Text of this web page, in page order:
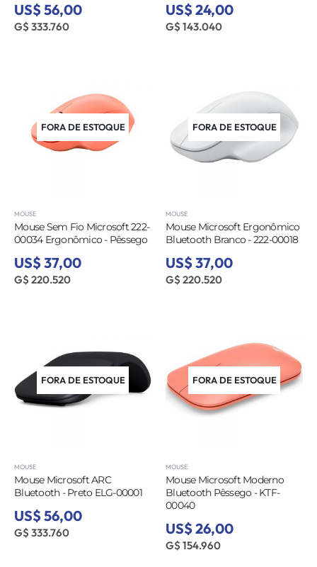
US$ 56,00
G$ 333.760
US$ 24,00
G$ 143.040
FORA DE ESTOQUE
MOUSE
Mouse Sem Fio Microsoft 222-
00034 Ergonômico - Pêssego
US$ 37,00
G$ 220.520
FORA DE ESTOQUE
MOUSE
Mouse Microsoft Ergonômico
Bluetooth Branco - 222-00018
US$ 37,00
G$ 220.520
FORA DE ESTOQUE
MOUSE
Mouse Microsoft ARC
Bluetooth - Preto ELG-00001
US$ 56,00
G$ 333.760
FORA DE ESTOQUE
MOUSE
Mouse Microsoft Moderno
Bluetooth Pêssego - KTF-
00040
US$ 26,00
G$ 154.960